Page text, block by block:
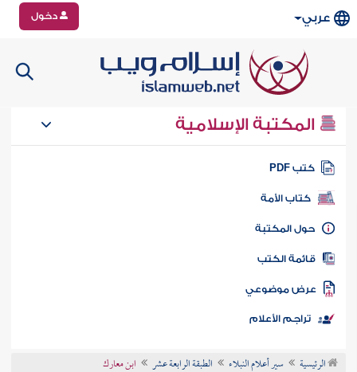
عربي دخول
المكتبة الإسلامية
كتب PDF
كتاب الأمة
المكتبة
الكتب
موضوعي
تراجم الأعلام
الرئيسية سير أعلام النبلاء الطبقة الرابعة عشر ابن معارك